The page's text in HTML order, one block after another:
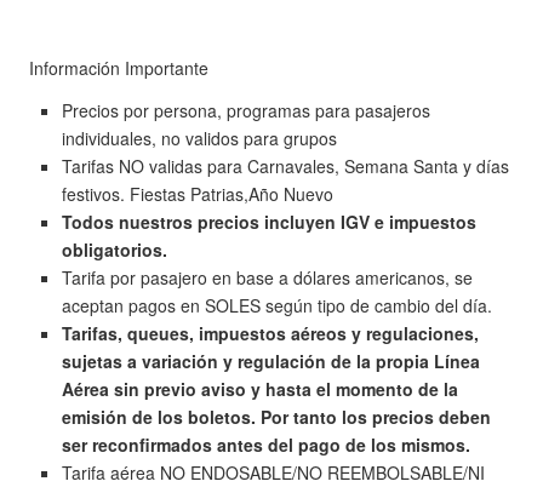
Información Importante
Precios por persona, programas para pasajeros
individuales, no validos para grupos
Tarifas NO validas para Carnavales, Semana Santa y días
festivos. Fiestas Patrias,Año Nuevo
Todos nuestros precios incluyen IGV e impuestos
obligatorios.
Tarifa por pasajero en base a dólares americanos, se
aceptan pagos en SOLES según tipo de cambio del día.
Tarifas, queues, impuestos aéreos y regulaciones,
sujetas a variación y regulación de la propia Línea
Aérea sin previo aviso y hasta el momento de la
emisión de los boletos. Por tanto los precios deben
ser reconfirmados antes del pago de los mismos.
Tarifa aérea NO ENDOSABLE/NO REEMBOLSABLE/NI